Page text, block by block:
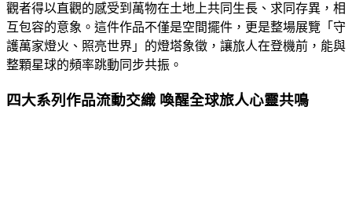
觀者得以直觀的感受到萬物在土地上共同生長、求同存異，相
互包容的意象。這件作品不僅是空間擺件，更是整場展覽「守
護萬家燈火、照亮世界」的燈塔象徵，讓旅人在登機前，能與
整顆星球的頻率跳動同步共振。
四大系列作品流動交織 喚醒全球旅人心靈共鳴